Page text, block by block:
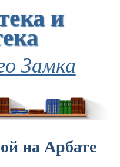
и
Замка
на Арбате